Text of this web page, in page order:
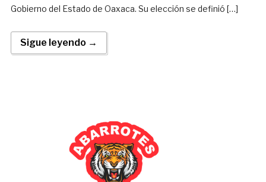
Gobierno del Estado de Oaxaca. Su elección se definió […]
Sigue leyendo →